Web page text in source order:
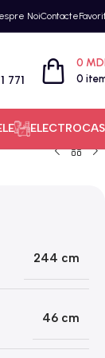
NoiContacte
771 0
0
244 cm
46 cm